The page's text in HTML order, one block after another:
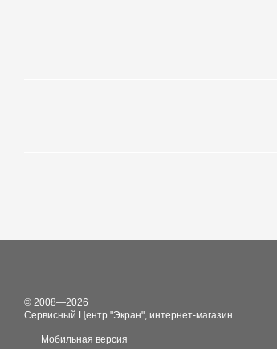
© 2008—2026
Сервисный Центр "Экран", интернет-магазин
Мобильная версия